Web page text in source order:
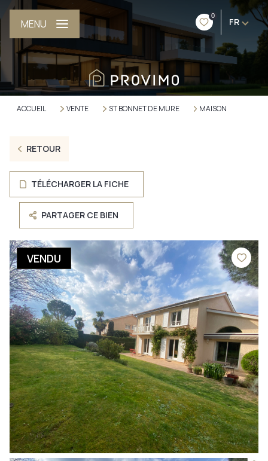
0
FR
MENU
ACCUEIL VENTE ST BONNET DE MURE MAISON
RETOUR
TÉLÉCHARGER LA FICHE
PARTAGER CE BIEN
VENDU